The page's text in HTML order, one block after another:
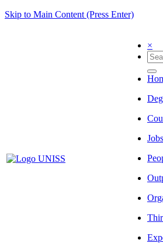
Skip to Main Content (Press Enter)
×
Jobs